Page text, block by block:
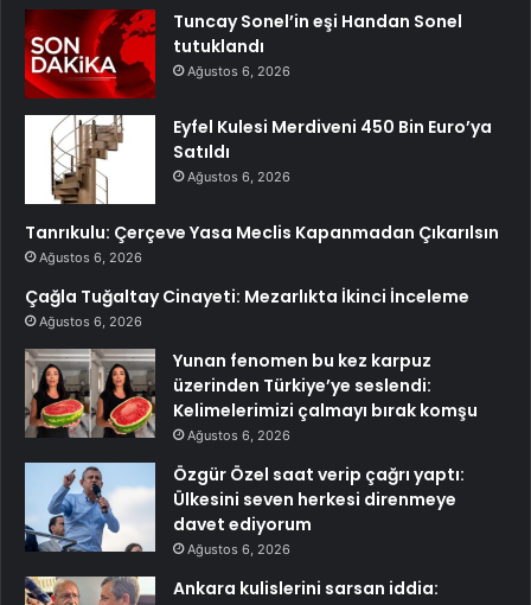
Tuncay Sonel’in eşi Handan Sonel
tutuklandı
Ağustos 6, 2026
Eyfel Kulesi Merdiveni 450 Bin Euro’ya
Satıldı
Ağustos 6, 2026
Tanrıkulu: Çerçeve Yasa Meclis Kapanmadan Çıkarılsın
Ağustos 6, 2026
Çağla Tuğaltay Cinayeti: Mezarlıkta İkinci İnceleme
Ağustos 6, 2026
Yunan fenomen bu kez karpuz
üzerinden Türkiye’ye seslendi:
Kelimelerimizi çalmayı bırak komşu
Ağustos 6, 2026
Özgür Özel saat verip çağrı yaptı:
Ülkesini seven herkesi direnmeye
davet ediyorum
Ağustos 6, 2026
Ankara kulislerini sarsan iddia: